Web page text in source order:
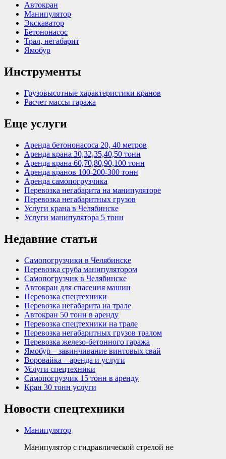
Автокран
Манипулятор
Экскаватор
Бетононасос
Трал, негабарит
Ямобур
Инструменты
Грузовысотные характеристики кранов
Расчет массы гаража
Еще услуги
Аренда бетононасоса 20, 40 метров
Аренда крана 30,32,35,40,50 тонн
Аренда крана 60,70,80,90,100 тонн
Аренда кранов 100-200-300 тонн
Аренда самопогрузчика
Перевозка негабарита на манипуляторе
Перевозка негабаритных грузов
Услуги крана в Челябинске
Услуги манипулятора 5 тонн
Недавние статьи
Самопогрузчики в Челябинске
Перевозка сруба манипулятором
Самопогрузчик в Челябинске
Автокран для спасения машин
Перевозка спецтехники
Перевозка негабарита на трале
Автокран 50 тонн в аренду
Перевозка спецтехники на трале
Перевозка негабаритных грузов тралом
Перевозка железо-бетонного гаража
Ямобур – завинчивание винтовых свай
Воровайка – аренда и услуги
Услуги спецтехники
Самопогрузчик 15 тонн в аренду
Кран 30 тонн услуги
Новости спецтехники
Манипулятор
Манипулятор с гидравлической стрелой не